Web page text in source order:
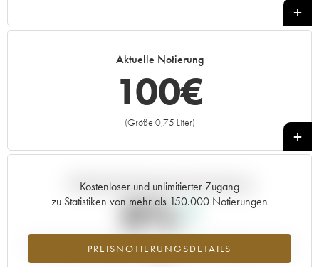
Aktuelle Notierung
100€
(Größe 0,75 Liter)
+
Kostenloser und unlimitierter Zugang
zu Statistiken von mehr als 150.000 Notierungen
PREISNOTIERUNGSDETAILS
Aktuelle Entwicklung der Preisnotierung
0%
Preisanstiegs des Jahrgangs ---- im Jahr 2026 im Vergleich zum Jahr